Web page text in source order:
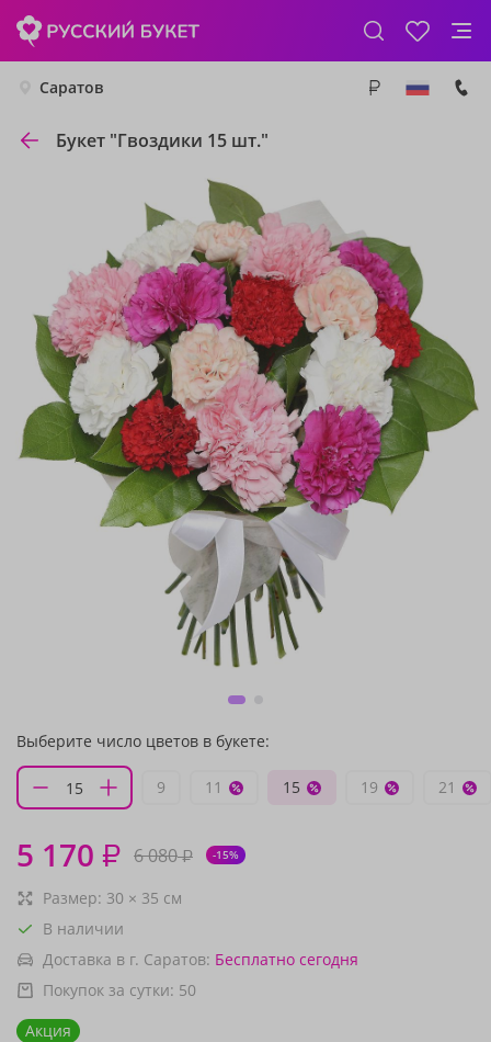
Саратов
Букет "Гвоздики 15 шт."
Выберите число цветов в букете:
9 11 15 19 21
5 170 ₽ 6 080₽ -15%
Размер: 30 × 35 см
В наличии
Доставка в г. Саратов: Бесплатно сегодня
Покупок за сутки: 50
Акция